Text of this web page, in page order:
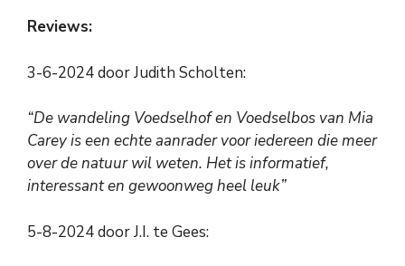
Reviews:
3-6-2024 door Judith Scholten:
“De wandeling Voedselhof en Voedselbos van Mia
Carey is een echte aanrader voor iedereen die meer
over de natuur wil weten. Het is informatief,
interessant en gewoonweg heel leuk”
5-8-2024 door J.I. te Gees: